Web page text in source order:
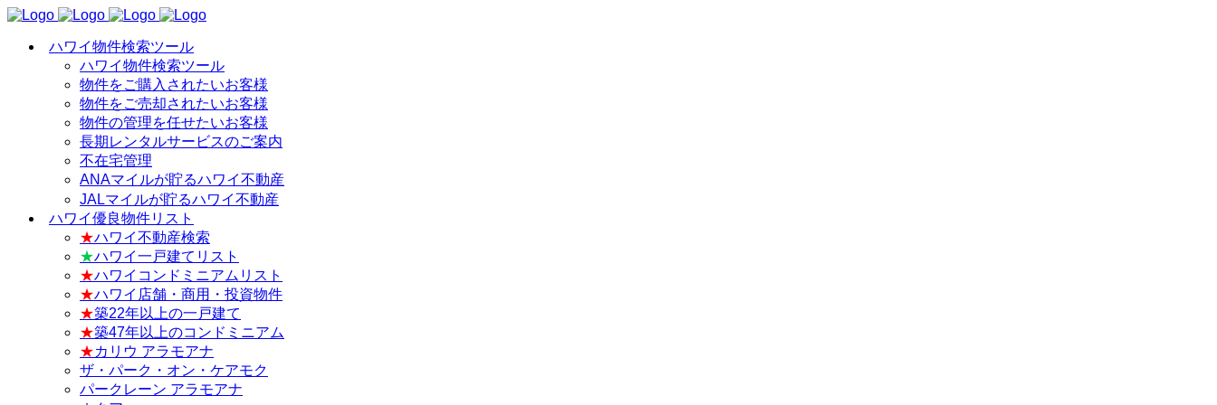
ハワイ物件検索ツール
ハワイ物件検索ツール
物件をご購入されたいお客様
物件をご売却されたいお客様
物件の管理を任せたいお客様
長期レンタルサービスのご案内
不在宅管理
ANAマイルが貯るハワイ不動産
JALマイルが貯るハワイ不動産
ハワイ優良物件リスト
★ハワイ不動産検索
★ハワイ一戸建てリスト
★ハワイコンドミニアムリスト
★ハワイ店舗・商用・投資物件
★築22年以上の一戸建て
★築47年以上のコンドミニアム
★カリウ アラモアナ
ザ・パーク・オン・ケアモク
パークレーン アラモアナ